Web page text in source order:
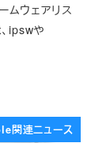
ウェアリス
ipswや
関連ニュース